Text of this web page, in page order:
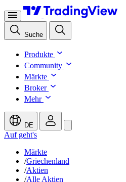
Suche
Produkte
Community
Märkte
Broker
Mehr
DE
Auf geht's
Märkte
/Griechenland
/Aktien
/Alle Aktien